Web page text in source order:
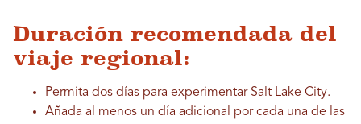
Duración recomendada del
viaje regional:
Permita dos días para experimentar Salt Lake City.
Añada al menos un día adicional por cada una de las